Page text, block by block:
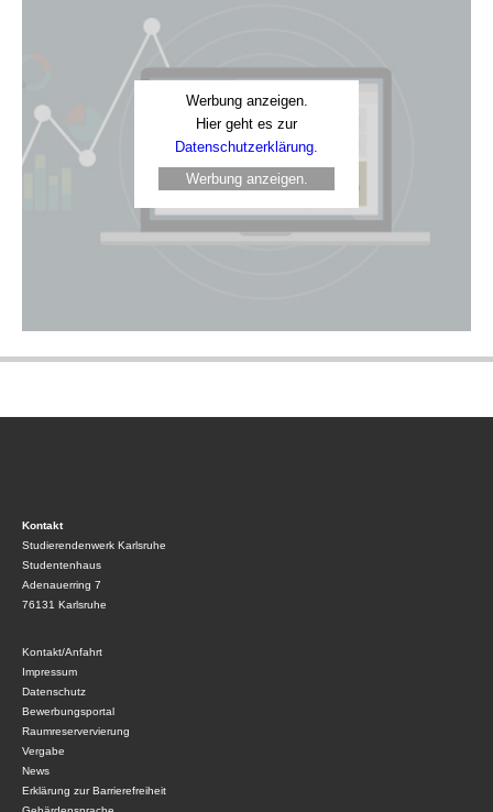
Werbung anzeigen.
Hier geht es zur
Datenschutzerklärung.
Werbung anzeigen.
Kontakt
Studierendenwerk Karlsruhe
Studentenhaus
Adenauerring 7
76131 Karlsruhe
Kontakt/Anfahrt
Impressum
Datenschutz
Bewerbungsportal
Raumreservervierung
Vergabe
News
Erklärung zur Barrierefreiheit